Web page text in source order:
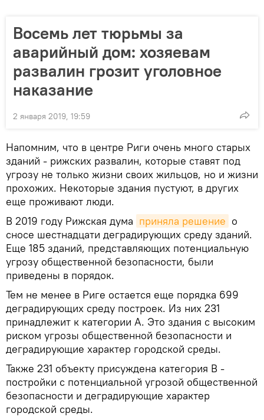
Восемь лет тюрьмы за
аварийный дом: хозяевам
развалин грозит уголовное
наказание
2 января 2019, 19:59
Напомним, что в центре Риги очень много старых
зданий - рижских развалин, которые ставят под
угрозу не только жизни своих жильцов, но и жизни
прохожих. Некоторые здания пустуют, в других
еще проживают люди.
В 2019 году Рижская дума приняла решение о
сносе шестнадцати деградирующих среду зданий.
Еще 185 зданий, представляющих потенциальную
угрозу общественной безопасности, были
приведены в порядок.
Тем не менее в Риге остается еще порядка 699
деградирующих среду построек. Из них 231
принадлежит к категории А. Это здания с высоким
риском угрозы общественной безопасности и
деградирующие характер городской среды.
Также 231 объекту присуждена категория В -
постройки с потенциальной угрозой общественной
безопасности и деградирующие характер
городской среды.